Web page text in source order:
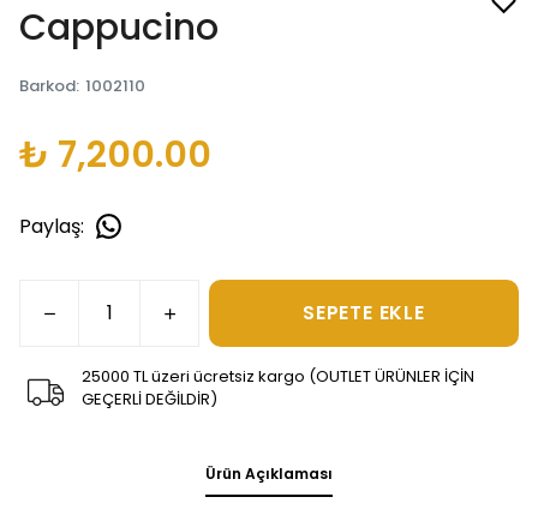
Cappucino
Barkod: 1002110
₺ 7,200.00
Paylaş:
SEPETE EKLE
25000 TL üzeri ücretsiz kargo (OUTLET ÜRÜNLER İÇİN
GEÇERLİ DEĞİLDİR)
Ürün Açıklaması